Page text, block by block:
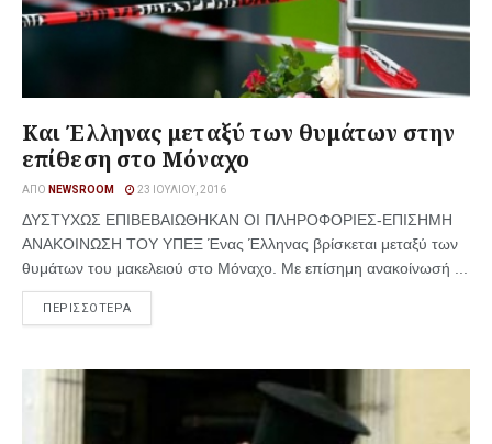
Και Έλληνας μεταξύ των θυμάτων στην
επίθεση στο Μόναχο
ΑΠΌ NEWSROOM 23 ΙΟΥΛΊΟΥ, 2016
ΔΥΣΤΥΧΩΣ ΕΠΙΒΕΒΑΙΩΘΗΚΑΝ ΟΙ ΠΛΗΡΟΦΟΡΙΕΣ-ΕΠΙΣΗΜΗ
ΑΝΑΚΟΙΝΩΣΗ ΤΟΥ ΥΠΕΞ Ένας Έλληνας βρίσκεται μεταξύ των
θυμάτων του μακελειού στο Μόναχο. Με επίσημη ανακοίνωσή ...
ΠΕΡΙΣΣΟΤΕΡΑ